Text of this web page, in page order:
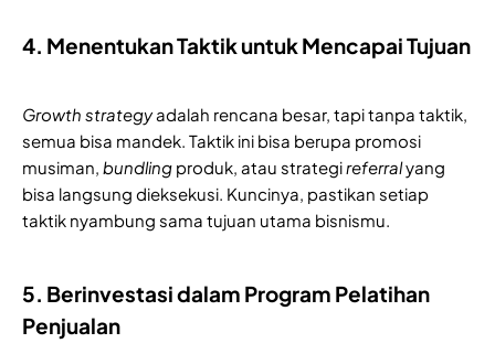
4. Menentukan Taktik untuk Mencapai Tujuan
Growth strategyadalah rencana besar, tapi tanpa taktik,
semua bisa mandek. Taktik ini bisa berupa promosi
musiman, bundling produk, atau strategireferralyang
bisa langsung dieksekusi. Kuncinya, pastikan setiap
taktik nyambung sama tujuan utama bisnismu.
5. Berinvestasi dalam Program Pelatihan
Penjualan